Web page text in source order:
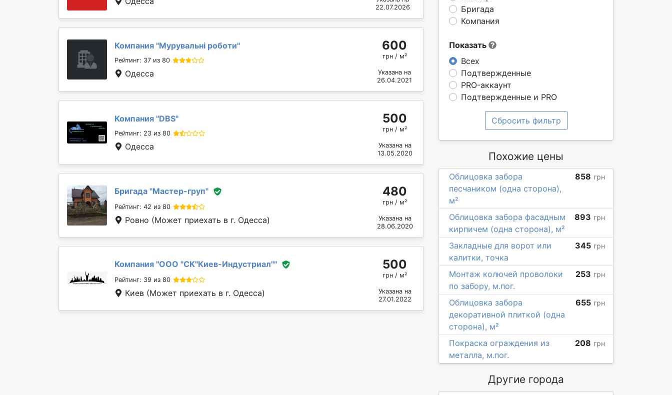
Бригада
Компания
Показать
Всех
Подтвержденные
PRO-аккаунт
Подтвержденные и PRO
Сбросить фильтр
22.07.2026
Компания "Мурувальні роботи"
Рейтинг: 37 из 80
Одесса
600
грн / м²
Указана на
26.04.2021
Компания "DBS"
Рейтинг: 23 из 80
Одесса
500
грн / м²
Указана на
13.05.2020
Бригада "Мастер-груп"
Рейтинг: 42 из 80
Ровно (Может приехать в г. Одесса)
480
грн / м²
Указана на
28.06.2020
Компания "ООО "СК"Киев-Индустриал""
Рейтинг: 39 из 80
Киев (Может приехать в г. Одесса)
500
грн / м²
Указана на
27.01.2022
Похожие цены
Облицовка забора
песчаником (одна сторона),
м²
858 грн
Облицовка забора фасадным
кирпичем (одна сторона), м²
893 грн
Закладные для ворот или
калитки, точка
345 грн
Монтаж колючей проволоки
по забору, м.пог.
253 грн
Облицовка забора
декоративной плиткой (одна
сторона), м²
655 грн
Покраска ограждения из
металла, м.пог.
208 грн
Другие города